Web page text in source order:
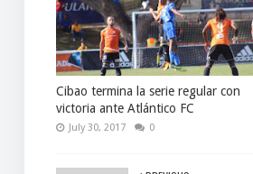
Cibao termina la serie regular con
victoria ante Atlántico FC
July 30, 2017 0